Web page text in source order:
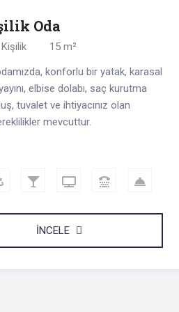
Oda
15 m²
konforlu bir yatak, karasal
elbise dolabı, saç kurutma
tuvalet ve ihtiyacınız olan
mevcuttur.
İNCELE